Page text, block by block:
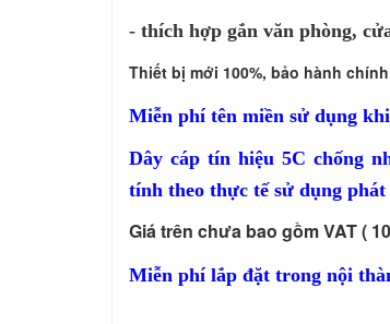
- thích hợp gắn văn phòng,
Thiết bị mới 100%, bảo hành
Miễn phí tên miền sử dụng
Dây cáp tín hiệu 5C chống
tính theo thực tế sử dụng
Giá trên chưa bao gồm VAT (
Miễn phí lắp đặt trong nội